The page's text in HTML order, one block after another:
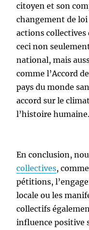
citoyen et son
changement de loi
actions collectives
ceci non
national, mais
comme l’Accord
pays du monde
accord sur le
l’histoire humaine.
En conclusion,
collectives,
pétitions,
locale ou les
collectifs
influence positive